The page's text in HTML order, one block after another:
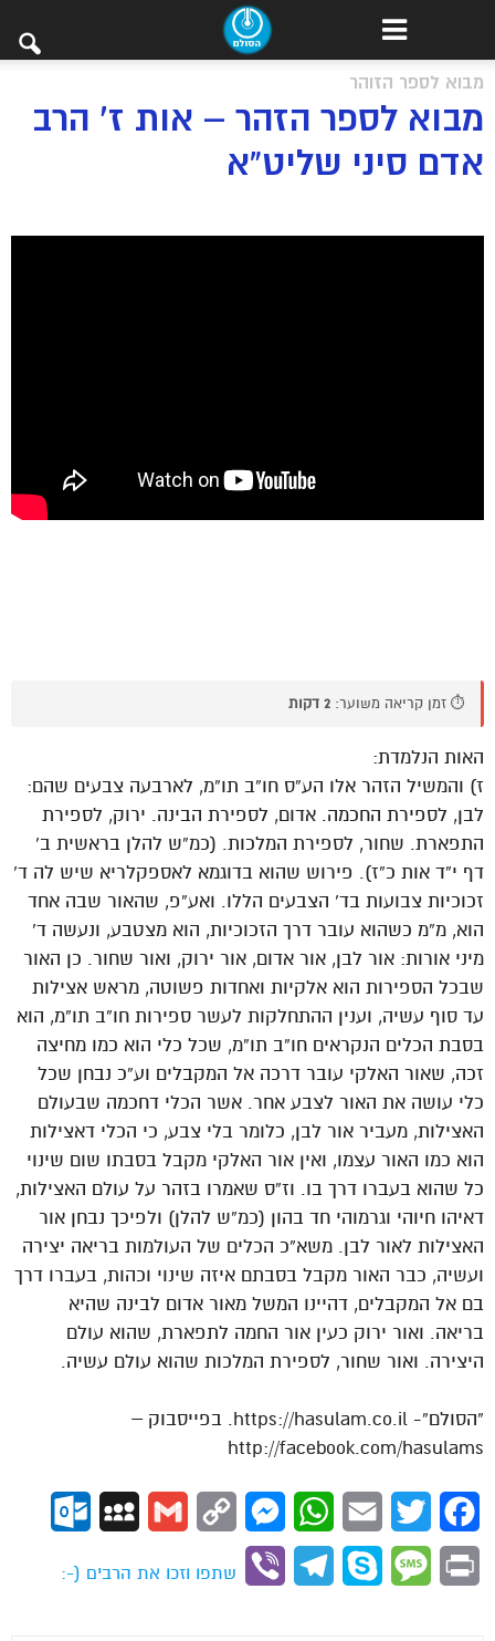
מבוא לספר הזוהר
מבוא לספר הזהר – אות ז’ הרב
אדם סיני שליט”א
⏱️ זמן קריאה משוער: 2 דקות
האות הנלמדת:
ז) והמשיל הזהר אלו הע”ס חו”ב תו”מ, לארבעה צבעים שהם:
לבן, לספירת החכמה. אדום, לספירת הבינה. ירוק, לספירת
התפארת. שחור, לספירת המלכות. (כמ”ש להלן בראשית ב’
דף י”ד אות כ”ז). פירוש שהוא בדוגמא לאספקלריא שיש לה ד’
זכוכיות צבועות בד’ הצבעים הללו. ואע”פ, שהאור שבה אחד
הוא, מ”מ כשהוא עובר דרך הזכוכיות, הוא מצטבע, ונעשה ד’
מיני אורות: אור לבן, אור אדום, אור ירוק, ואור שחור. כן האור
שבכל הספירות הוא אלקיות ואחדות פשוטה, מראש אצילות
עד סוף עשיה, וענין ההתחלקות לעשר ספירות חו”ב תו”מ, הוא
בסבת הכלים הנקראים חו”ב תו”מ, שכל כלי הוא כמו מחיצה
זכה, שאור האלקי עובר דרכה אל המקבלים וע”כ נבחן שכל
כלי עושה את האור לצבע אחר. אשר הכלי דחכמה שבעולם
האצילות, מעביר אור לבן, כלומר בלי צבע, כי הכלי דאצילות
הוא כמו האור עצמו, ואין אור האלקי מקבל בסבתו שום שינוי
כל שהוא בעברו דרך בו. וז”ס שאמרו בזהר על עולם האצילות,
דאיהו חיוהי וגרמוהי חד בהון (כמ”ש להלן) ולפיכך נבחן אור
האצילות לאור לבן. משא”כ הכלים של העולמות בריאה יצירה
ועשיה, כבר האור מקבל בסבתם איזה שינוי וכהות, בעברו דרך
בם אל המקבלים, דהיינו המשל מאור אדום לבינה שהיא
בריאה. ואור ירוק כעין אור החמה לתפארת, שהוא עולם
היצירה. ואור שחור, לספירת המלכות שהוא עולם עשיה.
“הסולם”- https://hasulam.co.il. בפייסבוק –
http://facebook.com/hasulams
Facebook
Twitter
Email
WhatsApp
Messenger
Copy
Gmail
MySpace
Print
Message
Skype
Telegram
Viber
שתפו וזכו את הרבים (-: